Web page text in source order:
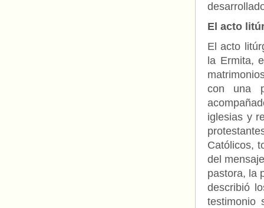
El acto
El acto
la Ermita,
con una
iglesias y
Católicos,
del
pastora, la
describió
testimonio